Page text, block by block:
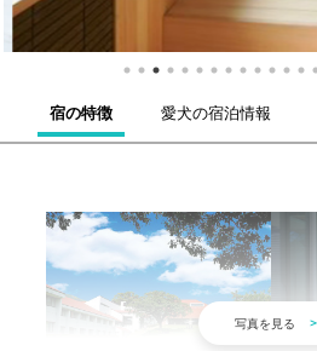
宿の特徴 愛犬の宿泊情報